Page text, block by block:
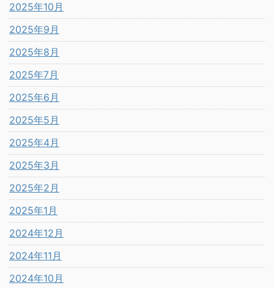
2025年10月
2025年9月
2025年8月
2025年7月
2025年6月
2025年5月
2025年4月
2025年3月
2025年2月
2025年1月
2024年12月
2024年11月
2024年10月